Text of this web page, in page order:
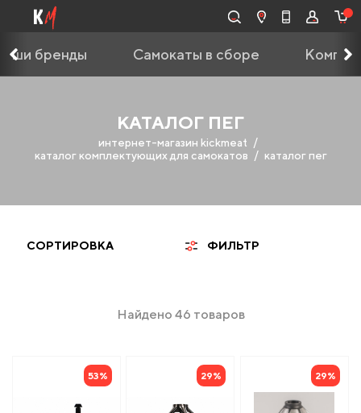
бренды Самокаты в сборе
КАТАЛОГ ПЕГ
интернет-магазин kickmeat
каталог комплектующих для самокатов
каталог пег
ФИЛЬТР
СОРТИРОВКА
Найдено 46 товаров
53% 29% 29%